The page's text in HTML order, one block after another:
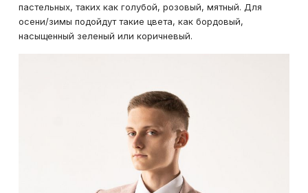
пастельных, таких как голубой, розовый, мятный. Для
осени/зимы подойдут такие цвета, как бордовый,
насыщенный зеленый или коричневый.